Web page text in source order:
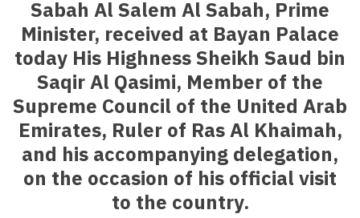
Sabah Al Salem Al Sabah, Prime
Minister, received at Bayan Palace
today His Highness Sheikh Saud bin
Saqir Al Qasimi, Member of the
Supreme Council of the United Arab
Emirates, Ruler of Ras Al Khaimah,
and his accompanying delegation,
on the occasion of his official visit
to the country.